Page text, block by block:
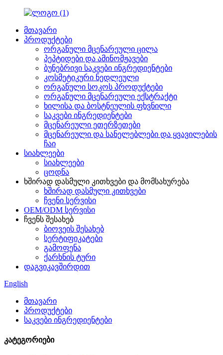
მთავარი
პროდუქტები
ორგანული მცენარეული ცილა
პეპტიდები და ამინომჟავები
ბუნებრივი საკვები ინგრედიენტები
კოსმეტიკური ნედლეული
ორგანული სოკოს პროდუქტები
ორგანული მცენარეული ექსტრაქტი
ხილისა და ბოსტნეულის ფხვნილი
საკვები ინგრედიენტები
მცენარეული ეთერზეთები
მცენარეული და სანელებლები და ყვავილების
ჩაი
სიახლეები
სიახლეები
ცოდნა
ხშირად დასმული კითხვები და მომსახურება
ხშირად დასმული კითხვები
ჩვენი სერვისი
OEM/ODM სერვისი
ჩვენს შესახებ
ბიოვეის შესახებ
სერტიფიკატები
გამოფენა
ქარხნის ტური
დაგვიკავშირდით
English
მთავარი
პროდუქტები
საკვები ინგრედიენტები
კატეგორიები